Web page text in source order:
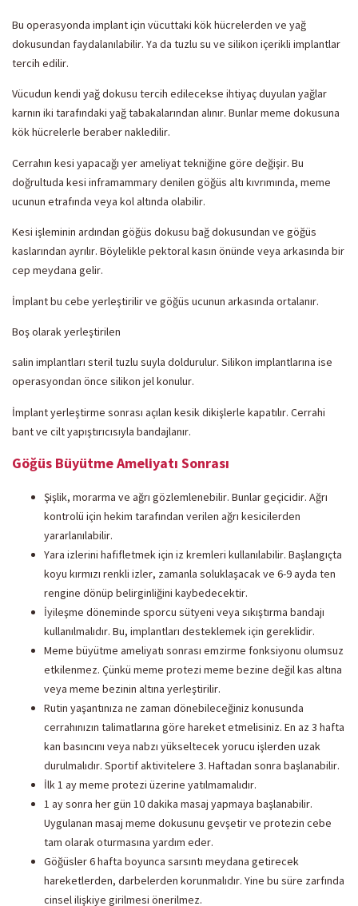
Bu operasyonda implant için vücuttaki kök hücrelerden ve yağ
dokusundan faydalanılabilir. Ya da tuzlu su ve silikon içerikli implantlar
tercih edilir.
Vücudun kendi yağ dokusu tercih edilecekse ihtiyaç duyulan yağlar
karnın iki tarafındaki yağ tabakalarından alınır. Bunlar meme dokusuna
kök hücrelerle beraber nakledilir.
Cerrahın kesi yapacağı yer ameliyat tekniğine göre değişir. Bu
doğrultuda kesi inframammary denilen göğüs altı kıvrımında, meme
ucunun etrafında veya kol altında olabilir.
Kesi işleminin ardından göğüs dokusu bağ dokusundan ve göğüs
kaslarından ayrılır. Böylelikle pektoral kasın önünde veya arkasında bir
cep meydana gelir.
İmplant bu cebe yerleştirilir ve göğüs ucunun arkasında ortalanır.
Boş olarak yerleştirilen
salin implantları steril tuzlu suyla doldurulur. Silikon implantlarına ise
operasyondan önce silikon jel konulur.
İmplant yerleştirme sonrası açılan kesik dikişlerle kapatılır. Cerrahi
bant ve cilt yapıştırıcısıyla bandajlanır.
Göğüs Büyütme Ameliyatı Sonrası
Şişlik, morarma ve ağrı gözlemlenebilir. Bunlar geçicidir. Ağrı
kontrolü için hekim tarafından verilen ağrı kesicilerden
yararlanılabilir.
Yara izlerini hafifletmek için iz kremleri kullanılabilir. Başlangıçta
koyu kırmızı renkli izler, zamanla soluklaşacak ve 6-9 ayda ten
rengine dönüp belirginliğini kaybedecektir.
İyileşme döneminde sporcu sütyeni veya sıkıştırma bandajı
kullanılmalıdır. Bu, implantları desteklemek için gereklidir.
Meme büyütme ameliyatı sonrası emzirme fonksiyonu olumsuz
etkilenmez. Çünkü meme protezi meme bezine değil kas altına
veya meme bezinin altına yerleştirilir.
Rutin yaşantınıza ne zaman dönebileceğiniz konusunda
cerrahınızın talimatlarına göre hareket etmelisiniz. En az 3 hafta
kan basıncını veya nabzı yükseltecek yorucu işlerden uzak
durulmalıdır. Sportif aktivitelere 3. Haftadan sonra başlanabilir.
İlk 1 ay meme protezi üzerine yatılmamalıdır.
1 ay sonra her gün 10 dakika masaj yapmaya başlanabilir.
Uygulanan masaj meme dokusunu gevşetir ve protezin cebe
tam olarak oturmasına yardım eder.
Göğüsler 6 hafta boyunca sarsıntı meydana getirecek
hareketlerden, darbelerden korunmalıdır. Yine bu süre zarfında
cinsel ilişkiye girilmesi önerilmez.